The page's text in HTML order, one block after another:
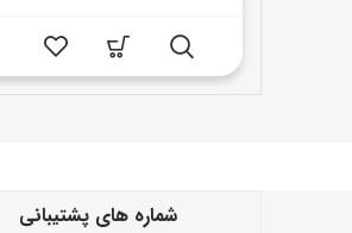
شماره های پشتیبانی